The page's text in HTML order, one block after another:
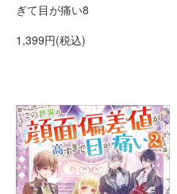
ぎて目が痛い8
1,399円(税込)